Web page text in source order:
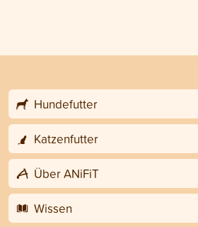
Hundefutter
Katzenfutter
Über ANiFiT
Wissen